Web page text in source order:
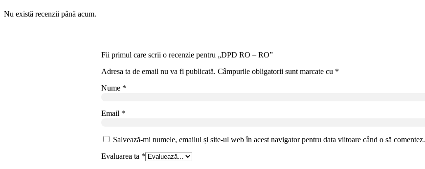
Nu există recenzii până acum.
Fii primul care scrii o recenzie pentru „DPD RO – RO”
Adresa ta de email nu va fi publicată. Câmpurile obligatorii sunt marcate cu *
Nume *
Email *
Salvează-mi numele, emailul și site-ul web în acest navigator pentru data viitoare când o să comentez.
Evaluarea ta *